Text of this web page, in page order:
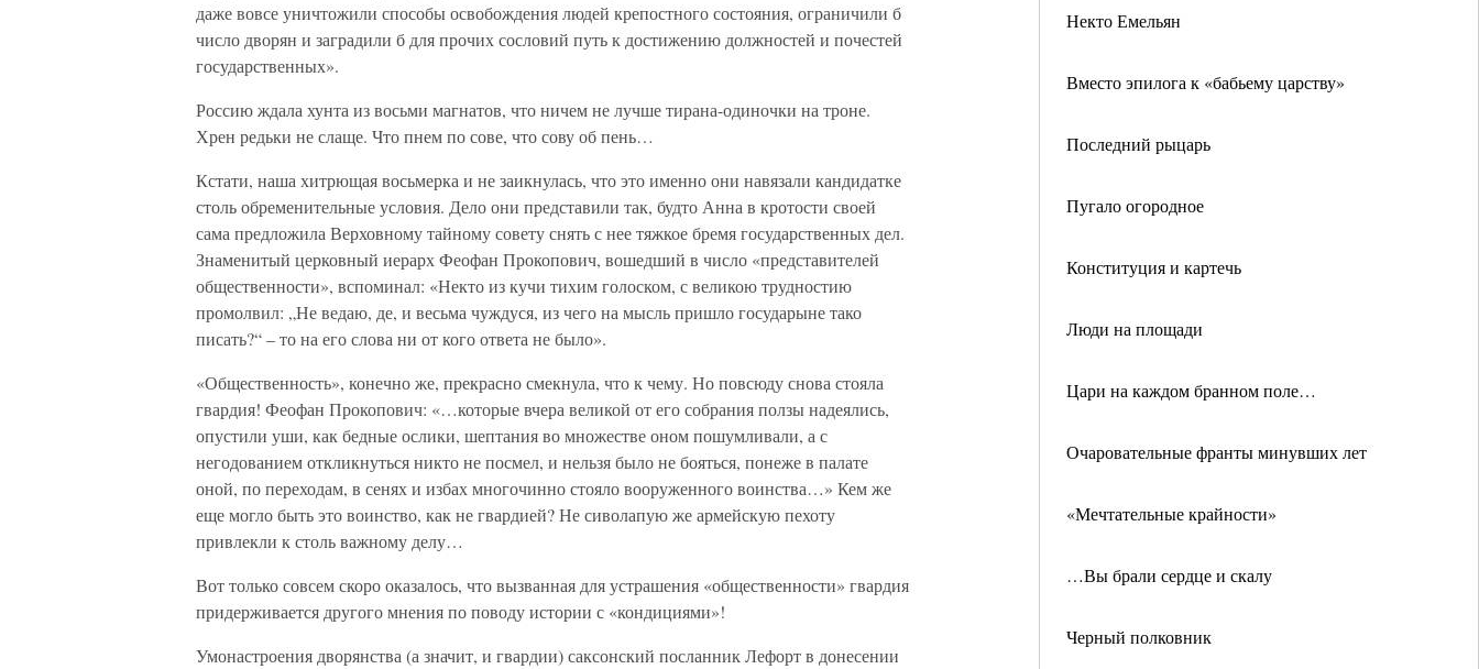
Некто Емельян
Вместо эпилога к «бабьему царству»
Последний рыцарь
Пугало огородное
Конституция и картечь
Люди на площади
Цари на каждом бранном поле…
Очаровательные франты минувших лет
«Мечтательные крайности»
…Вы брали сердце и скалу
Черный полковник
даже вовсе уничтожили способы освобождения людей крепостного состояния, ограничили б
число дворян и заградили б для прочих сословий путь к достижению должностей и почестей
государственных».
Россию ждала хунта из восьми магнатов, что ничем не лучше тирана-одиночки на троне.
Хрен редьки не слаще. Что пнем по сове, что сову об пень…
Кстати, наша хитрющая восьмерка и не заикнулась, что это именно они навязали кандидатке
столь обременительные условия. Дело они представили так, будто Анна в кротости своей
сама предложила Верховному тайному совету снять с нее тяжкое бремя государственных дел.
Знаменитый церковный иерарх Феофан Прокопович, вошедший в число «представителей
общественности», вспоминал: «Некто из кучи тихим голоском, с великою трудностию
промолвил: „Не ведаю, де, и весьма чуждуся, из чего на мысль пришло государыне тако
писать?“ – то на его слова ни от кого ответа не было».
«Общественность», конечно же, прекрасно смекнула, что к чему. Но повсюду снова стояла
гвардия! Феофан Прокопович: «…которые вчера великой от его собрания ползы надеялись,
опустили уши, как бедные ослики, шептания во множестве оном пошумливали, а с
негодованием откликнуться никто не посмел, и нельзя было не бояться, понеже в палате
оной, по переходам, в сенях и избах многочинно стояло вооруженного воинства…» Кем же
еще могло быть это воинство, как не гвардией? Не сиволапую же армейскую пехоту
привлекли к столь важному делу…
Вот только совсем скоро оказалось, что вызванная для устрашения «общественности» гвардия
придерживается другого мнения по поводу истории с «кондициями»!
Умонастроения дворянства (а значит, и гвардии) саксонский посланник Лефорт в донесении